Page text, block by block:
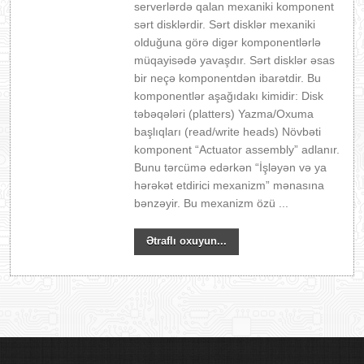
serverlərdə qalan mexaniki komponent
sərt disklərdir. Sərt disklər mexaniki
olduğuna görə digər komponentlərlə
müqayisədə yavaşdır. Sərt disklər əsas
bir neçə komponentdən ibarətdir. Bu
komponentlər aşağıdakı kimidir: Disk
təbəqələri (platters) Yazma/Oxuma
başlıqları (read/write heads) Növbəti
komponent “Actuator assembly” adlanır.
Bunu tərcümə edərkən “İşləyən və ya
hərəkət etdirici mexanizm” mənasına
bənzəyir. Bu mexanizm özü ...
Ətraflı oxuyun...